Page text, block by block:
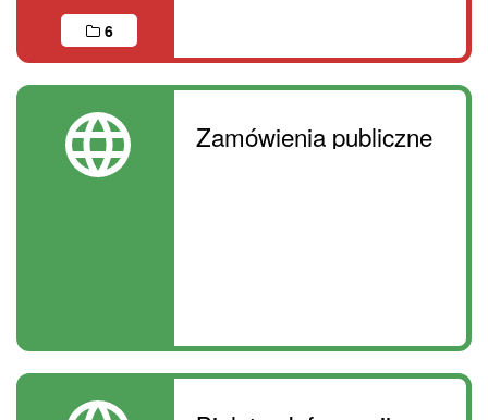
6
Zamówienia publiczne